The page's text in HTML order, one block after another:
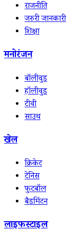
राजनीति
जरुरी जानकारी
शिक्षा
मनोरंजन
बॉलीवुड
हॉलीवुड
टीवी
साउथ
खेल
क्रिकेट
टेनिस
फुटबॉल
बैडमिंटन
लाइफस्टाइल